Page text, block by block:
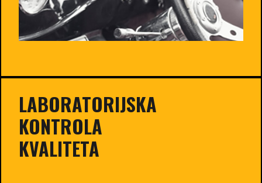
LABORATORIJSKA
KONTROLA
KVALITETA